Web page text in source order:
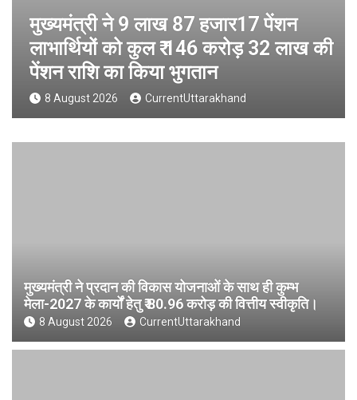
मुख्यमंत्री ने 9 लाख 87 हजार17 पेंशन
लाभार्थियों को कुल ₹ 146 करोड़ 32 लाख की
पेंशन राशि का किया भुगतान
8 August 2026 CurrentUttarakhand
मुख्यमंत्री ने प्रदान की विकास योजनाओं के साथ ही कुम्भ
मेला-2027 के कार्यों हेतु ₹ 80.96 करोड़ की वित्तीय स्वीकृति।
8 August 2026 CurrentUttarakhand